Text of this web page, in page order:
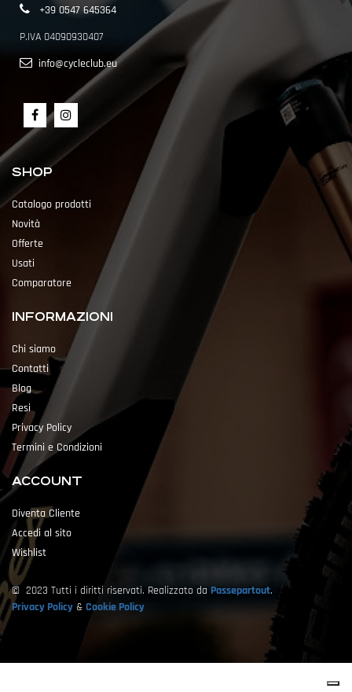
+39 0547 645364
P.IVA 04090930407
info@cycleclub.eu
SHOP
Catalogo prodotti
Novità
Offerte
Usati
Comparatore
INFORMAZIONI
Chi siamo
Contatti
Blog
Resi
Privacy Policy
Termini e Condizioni
ACCOUNT
Diventa Cliente
Accedi al sito
Wishlist
© 2023 Tutti i diritti riservati. Realizzato da Passepartout.
Privacy Policy & Cookie Policy